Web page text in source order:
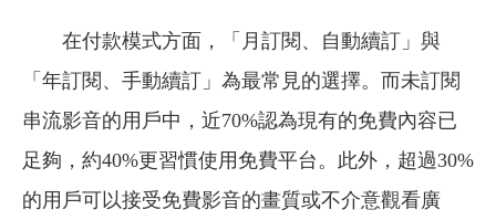
在付款模式方面，「月訂閱、自動續訂」與
「年訂閱、手動續訂」為最常見的選擇。而未訂閱
串流影音的用戶中，近70%認為現有的免費內容已
足夠，約40%更習慣使用免費平台。此外，超過30%
的用戶可以接受免費影音的畫質或不介意觀看廣